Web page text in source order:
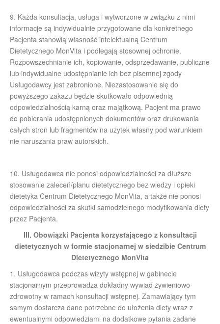
9. Każda konsultacja, usługa i wytworzone w związku z nimi
informacje są indywidualnie przygotowane dla konkretnego
Pacjenta stanowią własność intelektualną Centrum
Dietetycznego MonVita i podlegają stosownej ochronie.
Rozpowszechnianie ich, kopiowanie, odsprzedawanie, publiczne
lub indywidualne udostępnianie ich bez pisemnej zgody
Usługodawcy jest zabronione. Niezastosowanie się do
powyższego zakazu będzie skutkowało odpowiednią
odpowiedzialnością karną oraz majątkową. Pacjent ma prawo
do pobierania udostępnionych dokumentów oraz drukowania
całych stron lub fragmentów na użytek własny pod warunkiem
nie naruszania praw autorskich.
10. Usługodawca nie ponosi odpowiedzialności za dłuższe
stosowanie zaleceń/planu dietetycznego bez wiedzy i opieki
dietetyka Centrum Dietetycznego MonVita, a także nie ponosi
odpowiedzialności za skutki samodzielnego modyfikowania diety
przez Pacjenta.
III. Obowiązki Pacjenta korzystającego z konsultacji
dietetycznych w formie stacjonarnej w siedzibie Centrum
Dietetycznego MonVita
1. Usługodawca podczas wizyty wstępnej w gabinecie
stacjonarnym przeprowadza dokładny wywiad żywieniowo-
zdrowotny w ramach konsultacji wstępnej. Zamawiający tym
samym dostarcza dane potrzebne do ułożenia diety wraz z
ewentualnymi odpowiedziami na dodatkowe pytania zadane